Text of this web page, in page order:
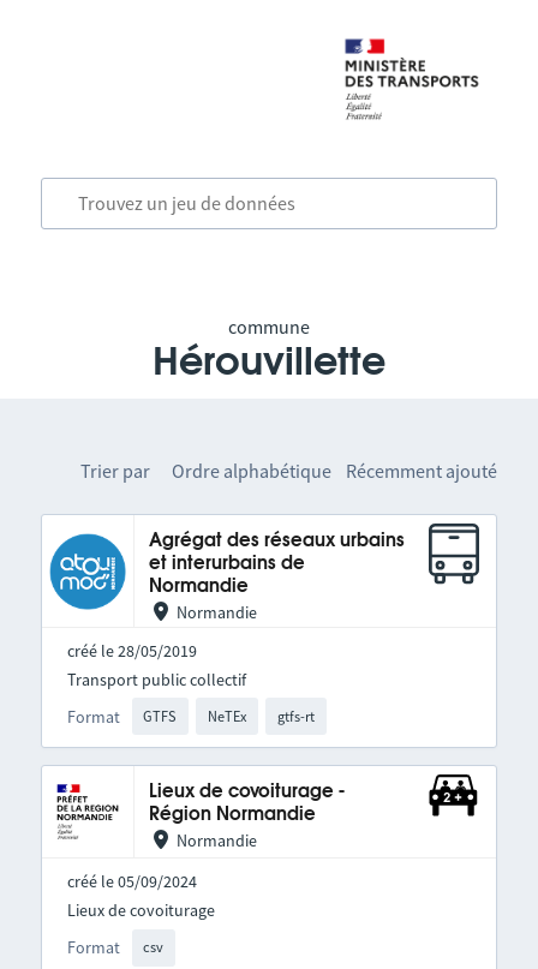
commune
Hérouvillette
Trier par Ordre alphabétique Récemment ajouté
Agrégat des réseaux urbains
et interurbains de
Normandie
Normandie
créé le 28/05/2019
Format GTFS NeTEx gtfs-rt
Transport public collectif
Lieux de covoiturage -
Région Normandie
Normandie
créé le 05/09/2024
Format csv
Lieux de covoiturage